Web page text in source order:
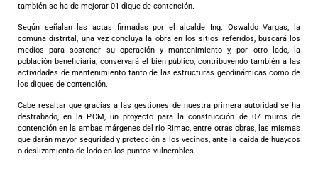
también se ha de mejorar 01 dique de contención.
Según señalan las actas firmadas por el alcalde Ing. Oswaldo Vargas, la
comuna distrital, una vez concluya la obra en los sitios referidos, buscará los
medios para sostener su operación y mantenimiento y, por otro lado, la
población beneficiaria, conservará el bien público, contribuyendo también a las
actividades de mantenimiento tanto de las estructuras geodinámicas como de
los diques de contención.
Cabe resaltar que gracias a las gestiones de nuestra primera autoridad se ha
destrabado, en la PCM, un proyecto para la construcción de 07 muros de
contención en la ambas márgenes del río Rimac, entre otras obras, las mismas
que darán mayor seguridad y protección a los vecinos, ante la caída de huaycos
o deslizamiento de lodo en los puntos vulnerables.